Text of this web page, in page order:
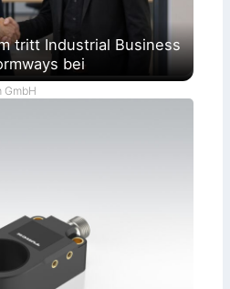
tritt Industrial Business
bei
GmbH